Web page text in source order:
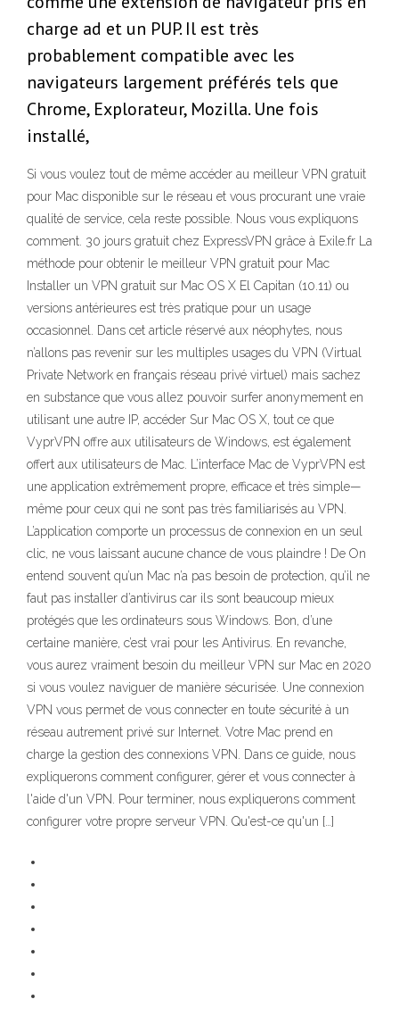
charge ad et un PUP. Il est très
probablement compatible avec les
navigateurs largement préférés tels que
Chrome, Explorateur, Mozilla. Une fois
installé,
Si vous voulez tout de même accéder au meilleur VPN gratuit
pour Mac disponible sur le réseau et vous procurant une vraie
qualité de service, cela reste possible. Nous vous expliquons
comment. 30 jours gratuit chez ExpressVPN grâce à Exile.fr La
méthode pour obtenir le meilleur VPN gratuit pour Mac
Installer un VPN gratuit sur Mac OS X El Capitan (10.11) ou
versions antérieures est très pratique pour un usage
occasionnel. Dans cet article réservé aux néophytes, nous
n’allons pas revenir sur les multiples usages du VPN (Virtual
Private Network en français réseau privé virtuel) mais sachez
en substance que vous allez pouvoir surfer anonymement en
utilisant une autre IP, accéder Sur Mac OS X, tout ce que
VyprVPN offre aux utilisateurs de Windows, est également
offert aux utilisateurs de Mac. L’interface Mac de VyprVPN est
une application extrêmement propre, efficace et très simple—
même pour ceux qui ne sont pas très familiarisés au VPN.
L’application comporte un processus de connexion en un seul
clic, ne vous laissant aucune chance de vous plaindre ! De On
entend souvent qu’un Mac n’a pas besoin de protection, qu’il ne
faut pas installer d’antivirus car ils sont beaucoup mieux
protégés que les ordinateurs sous Windows. Bon, d’une
certaine manière, c’est vrai pour les Antivirus. En revanche,
vous aurez vraiment besoin du meilleur VPN sur Mac en 2020
si vous voulez naviguer de manière sécurisée. Une connexion
VPN vous permet de vous connecter en toute sécurité à un
réseau autrement privé sur Internet. Votre Mac prend en
charge la gestion des connexions VPN. Dans ce guide, nous
expliquerons comment configurer, gérer et vous connecter à
l'aide d'un VPN. Pour terminer, nous expliquerons comment
configurer votre propre serveur VPN. Qu'est-ce qu'un […]